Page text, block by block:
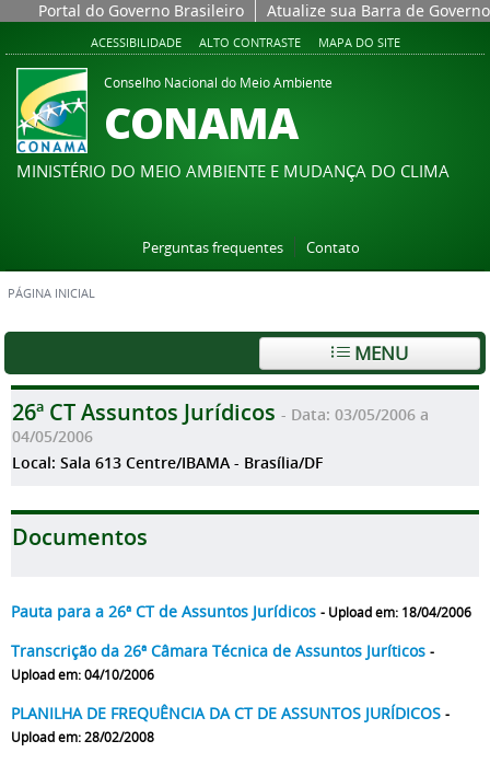
Portal do Governo Brasileiro Atualize sua Barra de Governo
ACESSIBILIDADE ALTO CONTRASTE MAPA DO SITE
Conselho Nacional do Meio Ambiente
CONAMA
MINISTÉRIO DO MEIO AMBIENTE E MUDANÇA DO CLIMA
Perguntas frequentes Contato
PÁGINA INICIAL
MENU
26ª CT Assuntos Jurídicos - Data: 03/05/2006 a
04/05/2006
Local: Sala 613 Centre/IBAMA - Brasília/DF
Documentos
Pauta para a 26ª CT de Assuntos Jurídicos - Upload em: 18/04/2006
Transcrição da 26ª Câmara Técnica de Assuntos Juríticos -
Upload em: 04/10/2006
PLANILHA DE FREQUÊNCIA DA CT DE ASSUNTOS JURÍDICOS -
Upload em: 28/02/2008